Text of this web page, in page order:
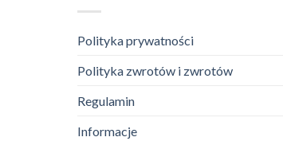
Polityka prywatności
Polityka zwrotów i zwrotów
Regulamin
Informacje